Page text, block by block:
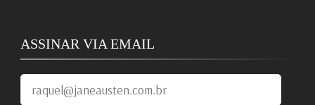
ASSINAR VIA EMAIL
raquel@janeausten.com.br